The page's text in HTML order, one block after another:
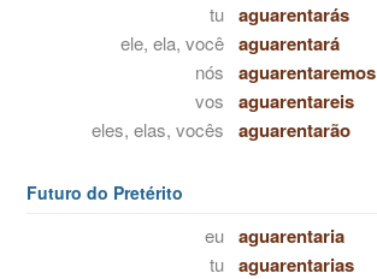
tu aguarentarás
ele, ela, você aguarentará
nós aguarentaremos
vos aguarentareis
eles, elas, vocês aguarentarão
Futuro do Pretérito
eu aguarentaria
tu aguarentarias